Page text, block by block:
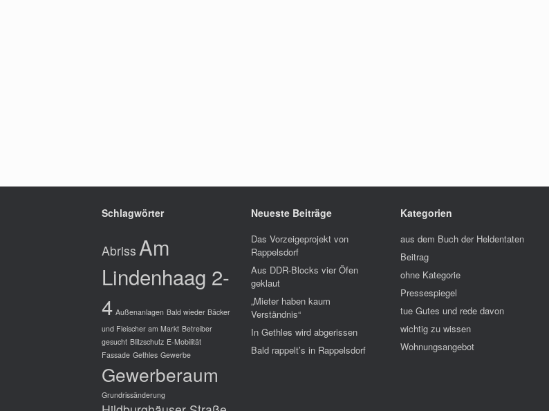
Schlagwörter
Abriss Am
Lindenhaag 2-
4 Außenanlagen Bald wieder Bäcker
und Fleischer am Markt Betreiber
gesucht Blitzschutz E-Mobilität
Fassade Gethles Gewerbe
Gewerberaum
Grundrissänderung
Neueste Beiträge
Das Vorzeigeprojekt von
Rappelsdorf
Aus DDR-Blocks vier Öfen
geklaut
„Mieter haben kaum
Verständnis“
In Gethles wird abgerissen
Bald rappelt’s in Rappelsdorf
Kategorien
aus dem Buch der Heldentaten
Beitrag
ohne Kategorie
Pressespiegel
tue Gutes und rede davon
wichtig zu wissen
Wohnungsangebot